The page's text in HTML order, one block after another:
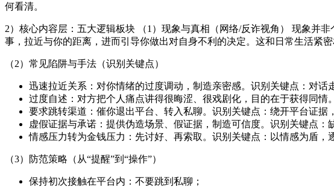
何看清。
2）核心内容层：五大逻辑板块 （1）现象与真相（网络/反诈视角） 现象并
事，拉近与你的距离，进而引导你做出对自身不利的决定。这和日常生活紧密
（2）常见陷阱与手法（识别关键点）
迅速拉近关系：对你情绪的过度调动，制造亲密感。识别关键点：对话
过度自述：对方把个人痛点讲得很晦涩、很戏剧化，目的在于获得同情
要求跳转渠道：催你退出平台、转入私聊。识别关键点：绕开平台证据
虚假证据与承诺：提供伪造场景、假证据，制造可信度。识别关键点：
情感压力转为金钱压力：先讨好、再索取。识别关键点：以情感为盾，
（3）防范策略（从“提醒”到“操作”）
保持初次接触在平台内：不要跳到私聊；